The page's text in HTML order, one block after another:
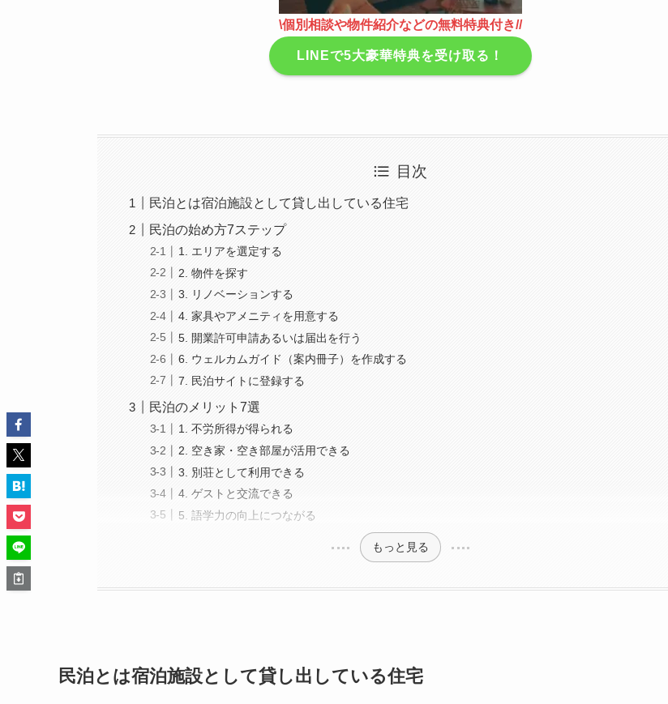
\個別相談や物件紹介などの無料特典付き//
LINEで5大豪華特典を受け取る！
目次
民泊とは宿泊施設として貸し出している住宅
民泊の始め方7ステップ
1. エリアを選定する
2. 物件を探す
3. リノベーションする
4. 家具やアメニティを用意する
5. 開業許可申請あるいは届出を行う
6. ウェルカムガイド（案内冊子）を作成する
7. 民泊サイトに登録する
民泊のメリット7選
1. 不労所得が得られる
2. 空き家・空き部屋が活用できる
3. 別荘として利用できる
4. ゲストと交流できる
5. 語学力の向上につながる
もっと見る
民泊とは宿泊施設として貸し出している住宅